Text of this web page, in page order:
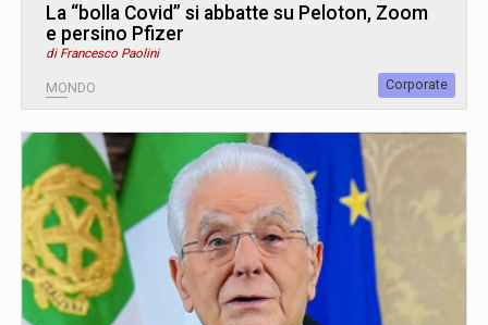
La “bolla Covid” si abbatte su Peloton, Zoom
e persino Pfizer
di Francesco Paolini
MONDO Corporate